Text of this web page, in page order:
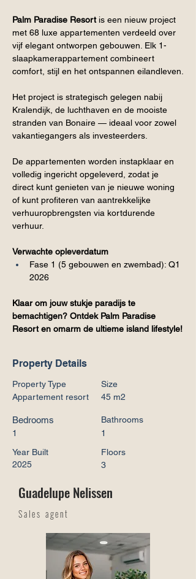
Palm Paradise Resort is een nieuw project
met 68 luxe appartementen verdeeld over
vijf elegant ontworpen gebouwen. Elk 1-
slaapkamerappartement combineert
comfort, stijl en het ontspannen eilandleven.
Het project is strategisch gelegen nabij
Kralendijk, de luchthaven en de mooiste
stranden van Bonaire — ideaal voor zowel
vakantiegangers als investeerders.
De appartementen worden instapklaar en
volledig ingericht opgeleverd, zodat je
direct kunt genieten van je nieuwe woning
of kunt profiteren van aantrekkelijke
verhuuropbrengsten via kortdurende
verhuur.
Verwachte opleverdatum
Fase 1 (5 gebouwen en zwembad): Q1
2026
Klaar om jouw stukje paradijs te
bemachtigen? Ontdek Palm Paradise
Resort en omarm de ultieme island lifestyle!
Property Details
Property Type
Appartement resort
Bedrooms
1
Year Built
2025
Size
45 m2
Bathrooms
1
Floors
3
Guadelupe Nelissen
Sales agent